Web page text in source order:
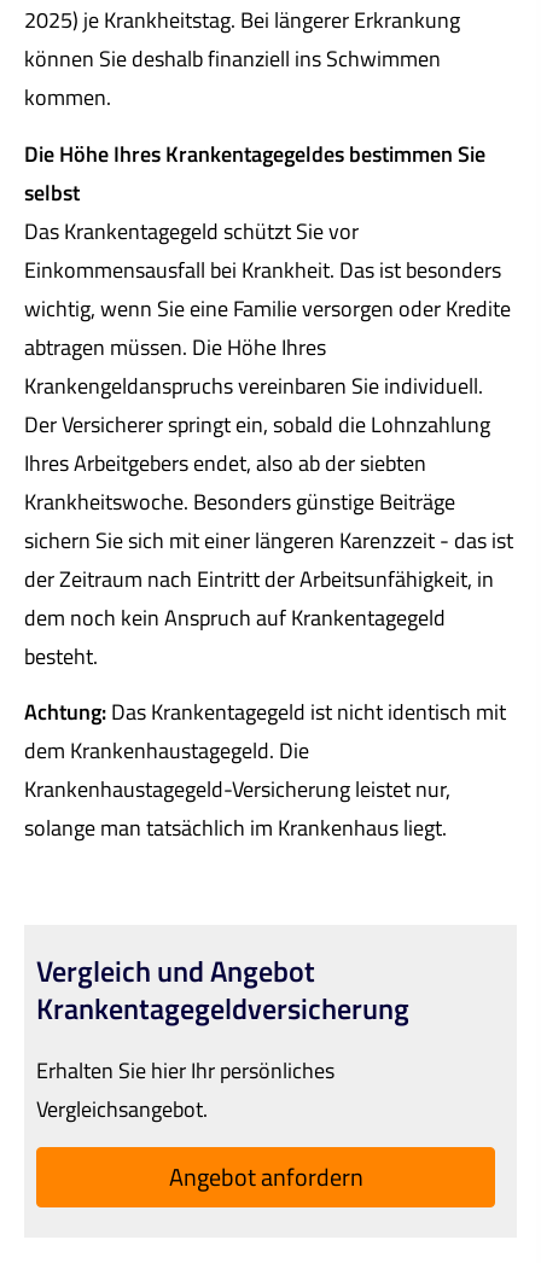
2025) je Krankheitstag. Bei längerer Erkrankung
können Sie deshalb finanziell ins Schwimmen
kommen.
Die Höhe Ihres Krankentagegeldes bestimmen Sie
selbst
Das Krankentagegeld schützt Sie vor
Einkommensausfall bei Krankheit. Das ist besonders
wichtig, wenn Sie eine Familie versorgen oder Kredite
abtragen müssen. Die Höhe Ihres
Krankengeldanspruchs vereinbaren Sie individuell.
Der Versicherer springt ein, sobald die Lohnzahlung
Ihres Arbeitgebers endet, also ab der siebten
Krankheitswoche. Besonders günstige Beiträge
sichern Sie sich mit einer längeren Karenzzeit - das ist
der Zeitraum nach Eintritt der Arbeitsunfähigkeit, in
dem noch kein Anspruch auf Krankentagegeld
besteht.
Achtung:Das Krankentagegeld ist nicht identisch mit
dem Krankenhaustagegeld. Die
Krankenhaustagegeld-Versicherung leistet nur,
solange man tatsächlich im Krankenhaus liegt.
Vergleich und Angebot
Krankentagegeldversicherung
Erhalten Sie hier Ihr persönliches
Vergleichsangebot.
An­ge­bot an­for­dern